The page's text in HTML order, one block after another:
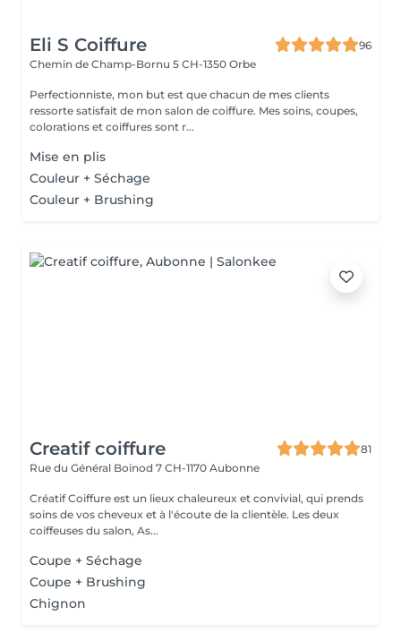
Eli S Coiffure
96
Chemin de Champ-Bornu 5 CH-1350 Orbe
Perfectionniste, mon but est que chacun de mes clients
ressorte satisfait de mon salon de coiffure. Mes soins, coupes,
colorations et coiffures sont r...
Mise en plis
Couleur + Séchage
Couleur + Brushing
Creatif coiffure
81
Rue du Général Boinod 7 CH-1170 Aubonne
Créatif Coiffure est un lieux chaleureux et convivial, qui prends
soins de vos cheveux et à l'écoute de la clientèle. Les deux
coiffeuses du salon, As...
Coupe + Séchage
Coupe + Brushing
Chignon